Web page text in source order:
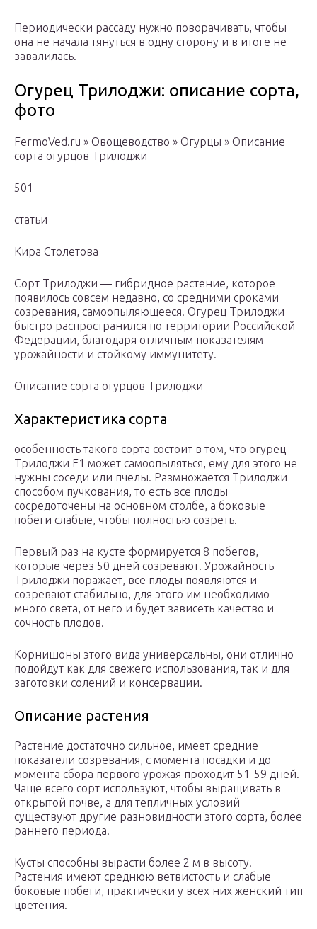
Периодически рассаду нужно поворачивать, чтобы
она не начала тянуться в одну сторону и в итоге не
завалилась.
Огурец Трилоджи: описание сорта,
фото
FermoVed.ru » Овощеводство » Огурцы » Описание
сорта огурцов Трилоджи
501
статьи
Кира Столетова
Сорт Трилоджи — гибридное растение, которое
появилось совсем недавно, со средними сроками
созревания, самоопыляющееся. Огурец Трилоджи
быстро распространился по территории Российской
Федерации, благодаря отличным показателям
урожайности и стойкому иммунитету.
Описание сорта огурцов Трилоджи
Характеристика сорта
особенность такого сорта состоит в том, что огурец
Трилоджи F1 может самоопыляться, ему для этого не
нужны соседи или пчелы. Размножается Трилоджи
способом пучкования, то есть все плоды
сосредоточены на основном столбе, а боковые
побеги слабые, чтобы полностью созреть.
Первый раз на кусте формируется 8 побегов,
которые через 50 дней созревают. Урожайность
Трилоджи поражает, все плоды появляются и
созревают стабильно, для этого им необходимо
много света, от него и будет зависеть качество и
сочность плодов.
Корнишоны этого вида универсальны, они отлично
подойдут как для свежего использования, так и для
заготовки солений и консервации.
Описание растения
Растение достаточно сильное, имеет средние
показатели созревания, с момента посадки и до
момента сбора первого урожая проходит 51-59 дней.
Чаще всего сорт используют, чтобы выращивать в
открытой почве, а для тепличных условий
существуют другие разновидности этого сорта, более
раннего периода.
Кусты способны вырасти более 2 м в высоту.
Растения имеют среднюю ветвистость и слабые
боковые побеги, практически у всех них женский тип
цветения.